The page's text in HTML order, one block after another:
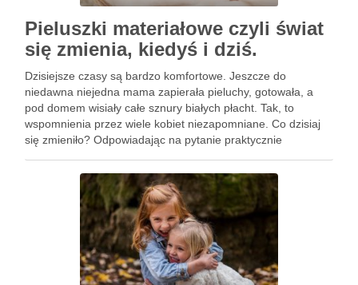
Pieluszki materiałowe czyli świat
się zmienia, kiedyś i dziś.
Dzisiejsze czasy są bardzo komfortowe. Jeszcze do
niedawna niejedna mama zapierała pieluchy, gotowała, a
pod domem wisiały całe sznury białych płacht. Tak, to
wspomnienia przez wiele kobiet niezapomniane. Co dzisiaj
się zmieniło? Odpowiadając na pytanie praktycznie
właśnie na pieluszkach czy też karmieniu. …